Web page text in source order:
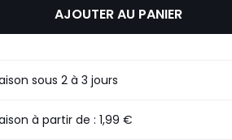
AJOUTER AU PANIER
sous 2 à 3 jours
à partir de :1,99 €